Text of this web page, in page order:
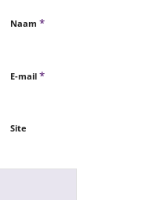
Naam *
E-mail *
Site